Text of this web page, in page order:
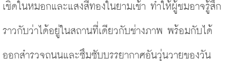
เชิดในหมอกและแสงสีทองในยามเช้า ทำให้ผู้ชมอาจรู้สึก
ราวกับว่าได้อยู่ในสถานที่เดียวกับช่างภาพ พร้อมกับได้
ออกสำรวจถนนและซึมซับบรรยากาศอันวุ่นวายของวัน